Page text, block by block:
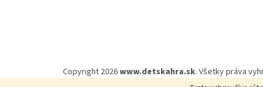
Copyright 2026www.detskahra.sk. Všetky práva